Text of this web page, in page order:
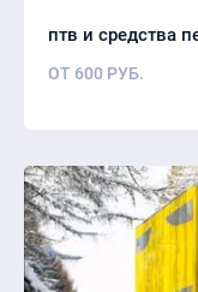
птв и средства
ОТ 600 РУБ.